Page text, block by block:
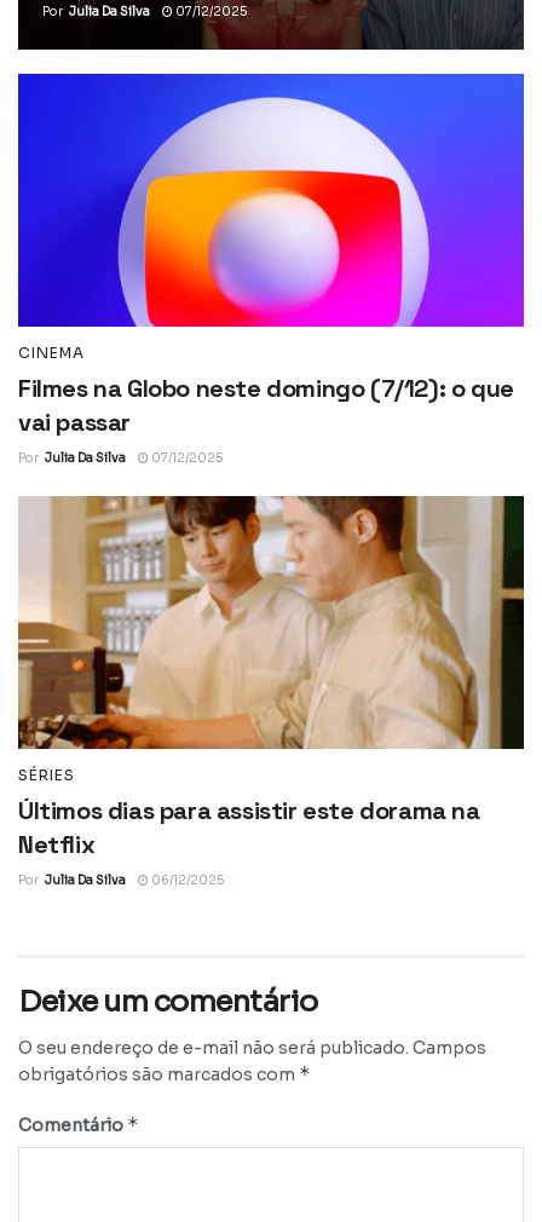
Por Julia Da Silva 07/12/2025
CINEMA
Filmes na Globo neste domingo (7/12): o que
vai passar
Por Julia Da Silva 07/12/2025
SÉRIES
Últimos dias para assistir este dorama na
Netflix
Por Julia Da Silva 06/12/2025
Deixe um comentário
O seu endereço de e-mail não será publicado. Campos
obrigatórios são marcados com *
Comentário *